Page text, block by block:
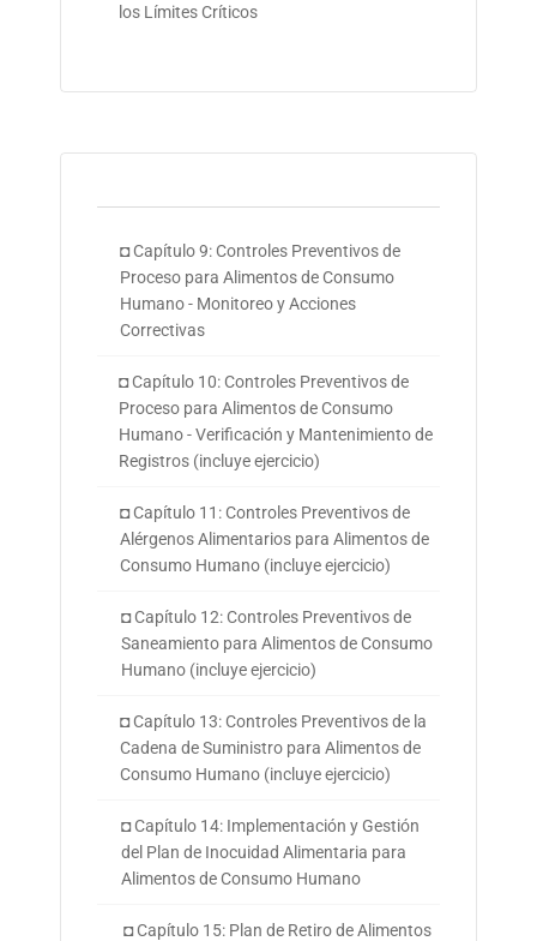
los Límites Críticos
◘ Capítulo 9: Controles Preventivos de
Proceso para Alimentos de Consumo
Humano - Monitoreo y Acciones
Correctivas
◘ Capítulo 10: Controles Preventivos de
Proceso para Alimentos de Consumo
Humano - Verificación y Mantenimiento de
Registros (incluye ejercicio)
◘ Capítulo 11: Controles Preventivos de
Alérgenos Alimentarios para Alimentos de
Consumo Humano (incluye ejercicio)
◘ Capítulo 12: Controles Preventivos de
Saneamiento para Alimentos de Consumo
Humano (incluye ejercicio)
◘ Capítulo 13: Controles Preventivos de la
Cadena de Suministro para Alimentos de
Consumo Humano (incluye ejercicio)
◘ Capítulo 14: Implementación y Gestión
del Plan de Inocuidad Alimentaria para
Alimentos de Consumo Humano
◘ Capítulo 15: Plan de Retiro de Alimentos